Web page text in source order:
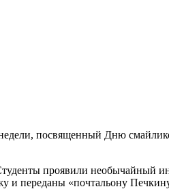
посвященный Дню
проявили необычайный
и переданы «почтальону